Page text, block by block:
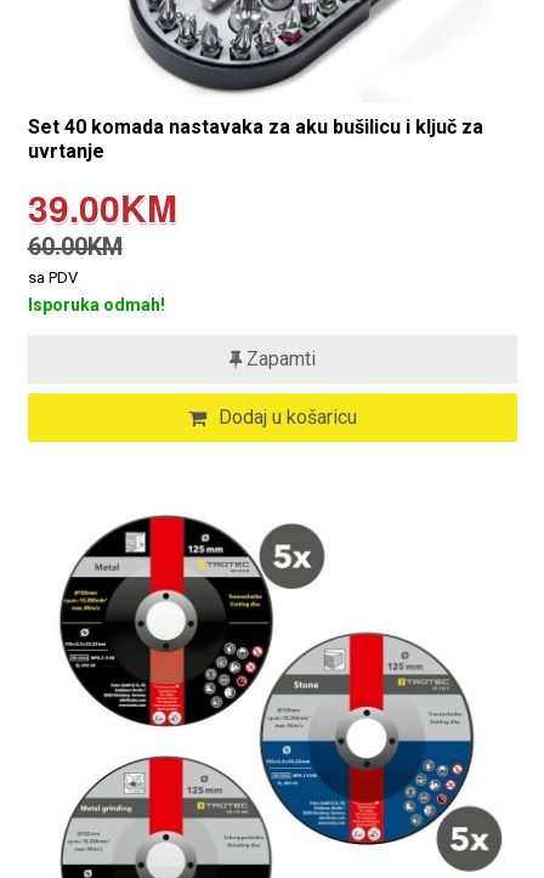
Set 40 komada nastavaka za aku bušilicu i ključ za
uvrtanje
39.00KM
60.00KM
sa PDV
Isporuka odmah!
Zapamti
Dodaj u košaricu